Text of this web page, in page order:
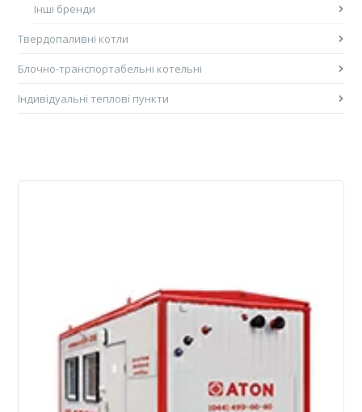
Інші бренди
Твердопаливні котли
Блочно-транспортабельні котельні
Індивідуальні теплові пункти